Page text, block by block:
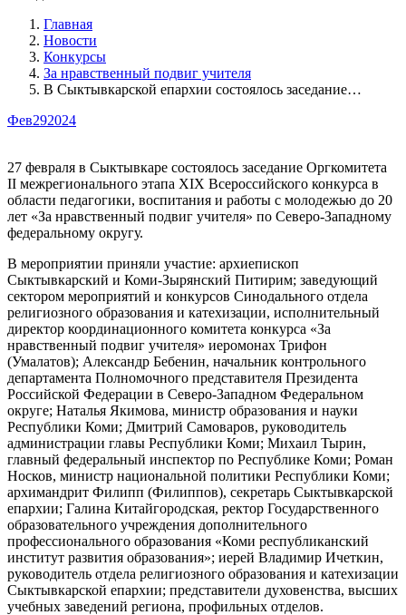
Главная
Новости
Конкурсы
За нравственный подвиг учителя
В Сыктывкарской епархии состоялось заседание…
Фев292024
27 февраля в Сыктывкаре состоялось заседание Оргкомитета
II межрегионального этапа XIX Всероссийского конкурса в
области педагогики, воспитания и работы с молодежью до 20
лет «За нравственный подвиг учителя» по Северо-Западному
федеральному округу.
В мероприятии приняли участие: архиепископ
Сыктывкарский и Коми-Зырянский Питирим; заведующий
сектором мероприятий и конкурсов Синодального отдела
религиозного образования и катехизации, исполнительный
директор координационного комитета конкурса «За
нравственный подвиг учителя» иеромонах Трифон
(Умалатов); Александр Бебенин, начальник контрольного
департамента Полномочного представителя Президента
Российской Федерации в Северо-Западном Федеральном
округе; Наталья Якимова, министр образования и науки
Республики Коми; Дмитрий Самоваров, руководитель
администрации главы Республики Коми; Михаил Тырин,
главный федеральный инспектор по Республике Коми; Роман
Носков, министр национальной политики Республики Коми;
архимандрит Филипп (Филиппов), секретарь Сыктывкарской
епархии; Галина Китайгородская, ректор Государственного
образовательного учреждения дополнительного
профессионального образования «Коми республиканский
институт развития образования»; иерей Владимир Ичеткин,
руководитель отдела религиозного образования и катехизации
Сыктывкарской епархии; представители духовенства, высших
учебных заведений региона, профильных отделов.